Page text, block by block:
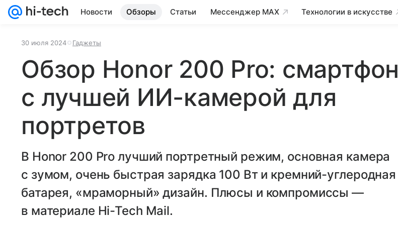
Новости Обзоры Статьи Мессенджер MAX Технологии в искусстве
30 июля 2024 Гаджеты
Обзор Honor 200 Pro: смартфон
с лучшей ИИ-камерой для
портретов
В Honor 200 Pro лучший портретный режим, основная камера
с зумом, очень быстрая зарядка 100 Вт и кремний-углеродная
батарея, «мраморный» дизайн. Плюсы и компромиссы —
в материале Hi-Tech Mail.